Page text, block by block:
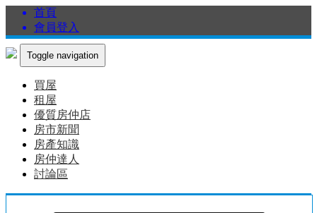
首頁
會員登入
Toggle navigation
買屋
租屋
優質房仲店
房市新聞
房產知識
房仲達人
討論區